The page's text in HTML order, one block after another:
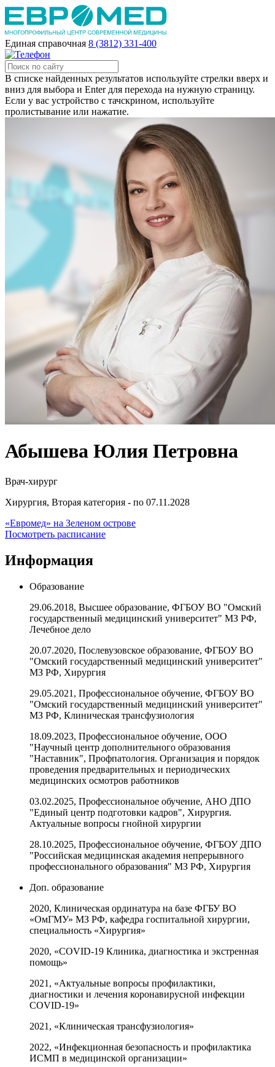
Единая справочная 8 (3812) 331-400
В списке найденных результатов используйте стрелки вверх и
вниз для выбора и Enter для перехода на нужную страницу.
Если у вас устройство с тачскрином, используйте
пролистывание или нажатие.
Абышева Юлия Петровна
Врач-хирург
Хирургия, Вторая категория - по 07.11.2028
«Евромед» на Зеленом острове
Посмотреть расписание
Информация
Образование
29.06.2018, Высшее образование, ФГБОУ ВО "Омский
государственный медицинский университет" МЗ РФ,
Лечебное дело
20.07.2020, Послевузовское образование, ФГБОУ ВО
"Омский государственный медицинский университет"
МЗ РФ, Хирургия
29.05.2021, Профессиональное обучение, ФГБОУ ВО
"Омский государственный медицинский университет"
МЗ РФ, Клиническая трансфузиология
18.09.2023, Профессиональное обучение, ООО
"Научный центр дополнительного образования
"Наставник", Профпатология. Организация и порядок
проведения предварительных и периодических
медицинских осмотров работников
03.02.2025, Профессиональное обучение, АНО ДПО
"Единый центр подготовки кадров", Хирургия.
Актуальные вопросы гнойной хирургии
28.10.2025, Профессиональное обучение, ФГБОУ ДПО
"Российская медицинская академия непрерывного
профессионального образования" МЗ РФ, Хирургия
Доп. образование
2020, Клиническая ординатура на базе ФГБУ ВО
«ОмГМУ» МЗ РФ, кафедра госпитальной хирургии,
специальность «Хирургия»
2020, «COVID-19 Клиника, диагностика и экстренная
помощь»
2021, «Актуальные вопросы профилактики,
диагностики и лечения коронавирусной инфекции
COVID-19»
2021, «Клиническая трансфузиология»
2022, «Инфекционная безопасность и профилактика
ИСМП в медицинской организации»